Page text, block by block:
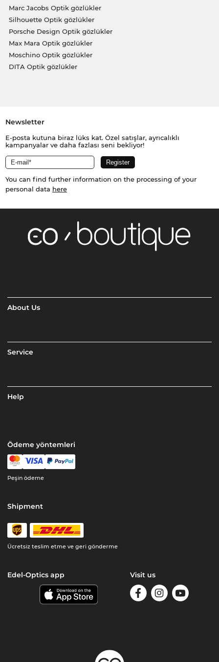
Marc Jacobs Optik gözlükler
Silhouette Optik gözlükler
Porsche Design Optik gözlükler
Max Mara Optik gözlükler
Moschino Optik gözlükler
DITA Optik gözlükler
Newsletter
E-posta kutuna biraz lüks kat. Özel satışlar, ayrıcalıklı
kampanyalar ve daha fazlası seni bekliyor!
You can find further information on the processing of your
personal data here
About Us
Service
Help
Ödeme yöntemleri
Peşin ödeme
Shipment
Ücretsiz teslim etme ve geri gönderme
Edel-Optics app Visit us